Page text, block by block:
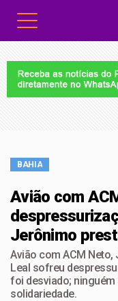
BAHIA
Avião com
Jerônimo
Avião com ACM Neto,
Leal sofreu
foi desviado;
solidariedade.